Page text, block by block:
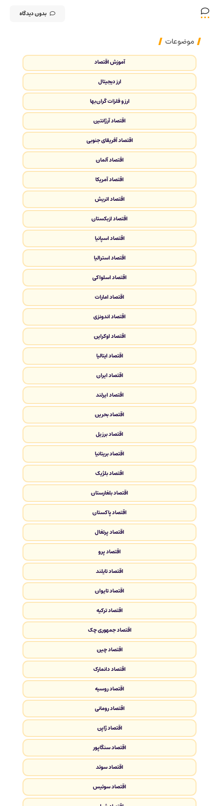
بدون دیدگاه
موضوعات
آموزش اقتصاد
ارز دیجیتال
ارز و فلزات گران‌بها
اقتصاد آرژانتین
اقتصاد آفریقای جنوبی
اقتصاد آلمان
اقتصاد آمریکا
اقتصاد اتریش
اقتصاد ازبکستان
اقتصاد اسپانیا
اقتصاد استرالیا
اقتصاد اسلواکی
اقتصاد امارات
اقتصاد اندونزی
اقتصاد اوکراین
اقتصاد ایتالیا
اقتصاد ایران
اقتصاد ایرلند
اقتصاد بحرین
اقتصاد برزیل
اقتصاد بریتانیا
اقتصاد بلژیک
اقتصاد بلغارستان
اقتصاد پاکستان
اقتصاد پرتغال
اقتصاد پرو
اقتصاد تایلند
اقتصاد تایوان
اقتصاد ترکیه
اقتصاد جمهوری چک
اقتصاد چین
اقتصاد دانمارک
اقتصاد روسیه
اقتصاد رومانی
اقتصاد ژاپن
اقتصاد سنگاپور
اقتصاد سوئد
اقتصاد سوئیس